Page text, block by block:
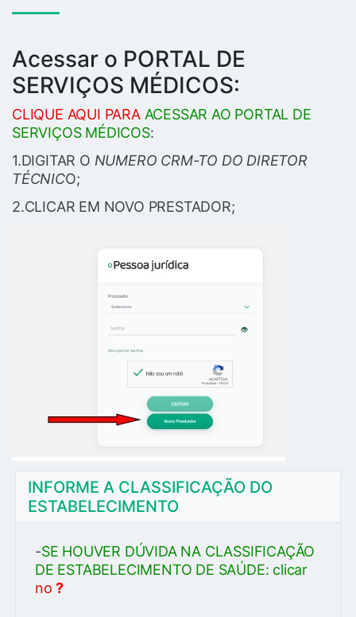
Acessar o PORTAL DE
SERVIÇOS MÉDICOS:
CLIQUE AQUI PARA ACESSAR AO PORTAL DE
SERVIÇOS MÉDICOS:
1.DIGITAR O NUMERO CRM-TO DO DIRETOR
TÉCNICO;
2.CLICAR EM NOVO PRESTADOR;
INFORME A CLASSIFICAÇÃO DO
ESTABELECIMENTO
-SE HOUVER DÚVIDA NA CLASSIFICAÇÃO
DE ESTABELECIMENTO DE SAÚDE: clicar
no?